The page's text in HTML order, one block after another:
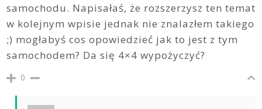
samochodu. Napisałaś, że rozszerzysz ten temat
w kolejnym wpisie jednak nie znalazłem takiego
;) mogłabyś cos opowiedzieć jak to jest z tym
samochodem? Da się 4×4 wypożyczyć?
0